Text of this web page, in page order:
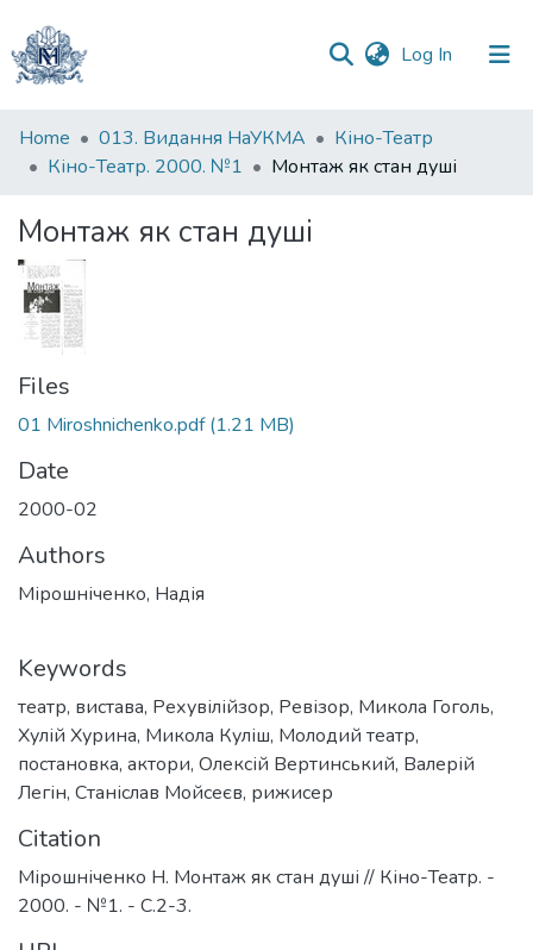
Log In (current)
Communities
&
All of DSpace
Statistics
Home 013. Видання НаУКМА
Кіно-Театр
Кіно-Театр. 2000. №1
Монтаж як стан душі
Монтаж як стан душі
Files
01 Miroshnichenko.pdf(1.21 MB)
Date
2000-02
Authors
Мірошніченко, Надія
Keywords
театр, вистава, Рехувілійзор, Ревізор, Микола Гоголь,
Хулій Хурина, Микола Куліш, Молодий театр,
постановка, актори, Олексій Вертинський, Валерій
Легін, Станіслав Мойсеєв, рижисер
Citation
Мірошніченко Н. Монтаж як стан душі // Кіно-Театр. -
2000. - №1. - С.2-3.